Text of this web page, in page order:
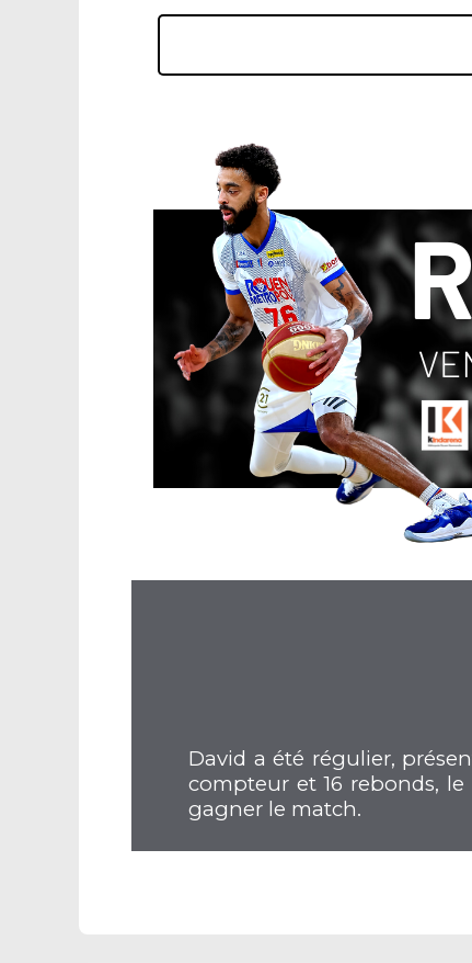
David a été régulier,
compteur et 16 rebonds,
gagner le match.